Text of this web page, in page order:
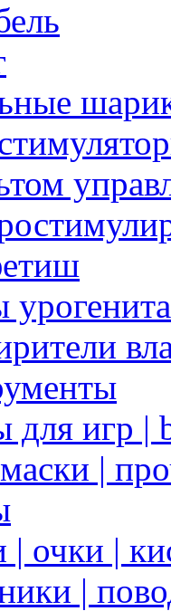
для игр |
|
| очки |
|